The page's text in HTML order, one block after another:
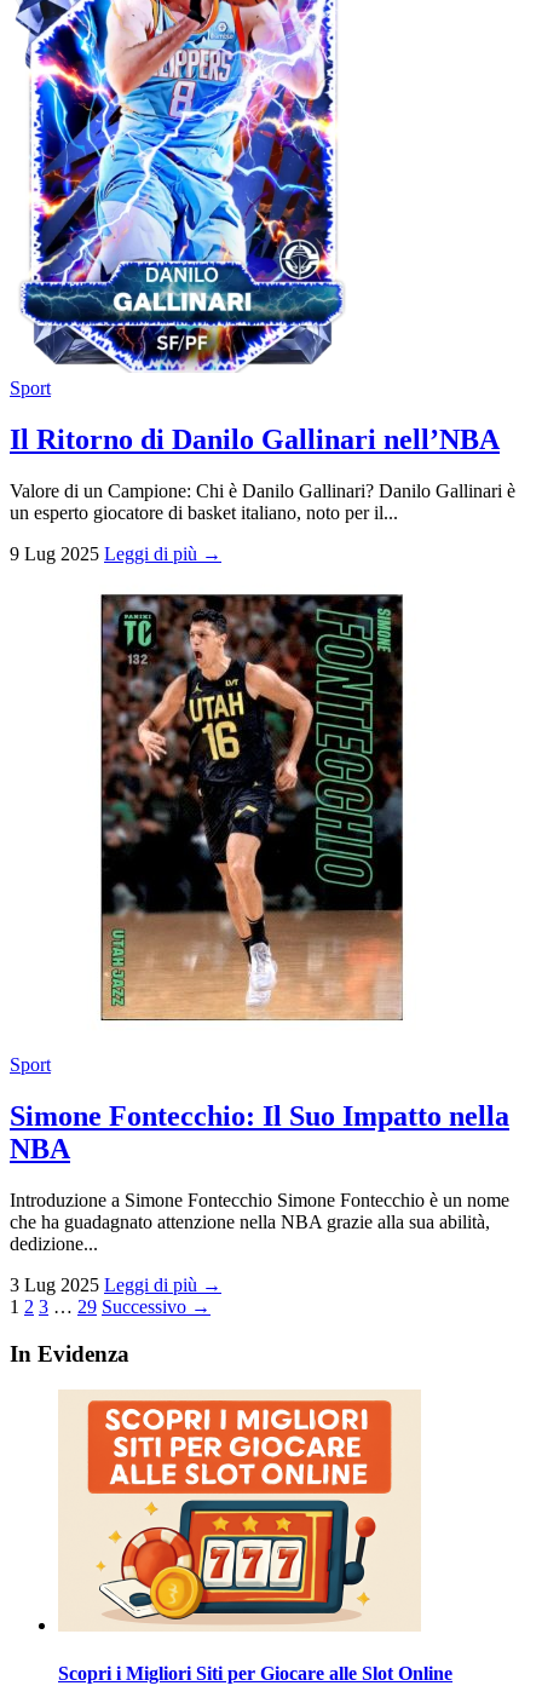
Sport
Il Ritorno di Danilo Gallinari nell’NBA
Valore di un Campione: Chi è Danilo Gallinari? Danilo Gallinari è
un esperto giocatore di basket italiano, noto per il...
9 Lug 2025 Leggi di più →
Sport
Simone Fontecchio: Il Suo Impatto nella
NBA
Introduzione a Simone Fontecchio Simone Fontecchio è un nome
che ha guadagnato attenzione nella NBA grazie alla sua abilità,
dedizione...
3 Lug 2025 Leggi di più →
Paginazione
degli
1 2 3 … 29 Successivo →
In Evidenza
Scopri i Migliori Siti per Giocare alle Slot Online